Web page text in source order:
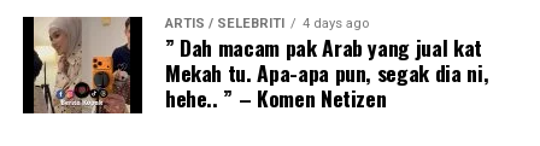
ARTIS / SELEBRITI 4 days ago
” Dah macam pak Arab yang jual kat
Mekah tu. Apa-apa pun, segak dia ni,
hehe.. ” – Komen Netizen